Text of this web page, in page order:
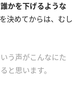
誰かを下げるような
決めてからは、むし
う声がこんなにた
と思います。